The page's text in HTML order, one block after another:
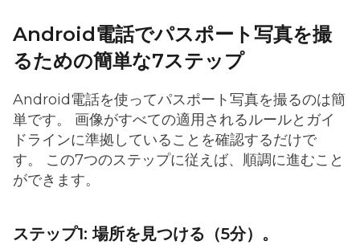
Android電話でパスポート写真を撮
るための簡単な7ステップ
Android電話を使ってパスポート写真を撮るのは簡
単です。 画像がすべての適用されるルールとガイ
ドラインに準拠していることを確認するだけで
す。 この7つのステップに従えば、順調に進むこと
ができます。
ステップ1: 場所を見つける（5分）。